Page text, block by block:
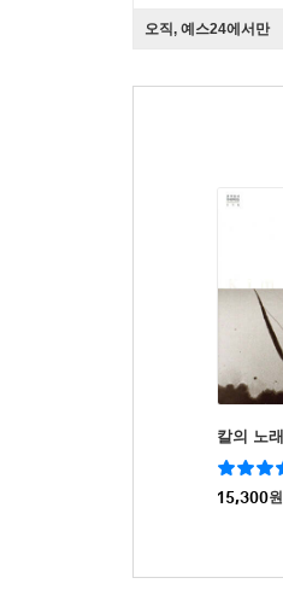
오직, 예스24에서만
칼의 노래
15,300원